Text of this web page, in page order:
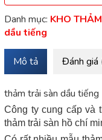
Danh mục: KHO
dầu tiếng
Mô tả Đánh giá
thảm trải sàn dầu tiếng
Công ty cung cấp và
thảm trải sàn hồ chí